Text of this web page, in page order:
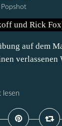
auf dem
lesen